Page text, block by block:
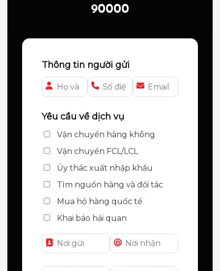
90000
Thông tin người gửi
Yêu cầu về dịch vụ
Vận chuyển hàng không
Vận chuyển FCL/LCL
Ủy thác xuất nhập khẩu
Tìm nguồn hàng và đối tác
Mua hộ hàng quốc tế
Khai báo hải quan